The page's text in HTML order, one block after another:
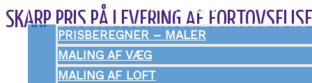
Menu Toggle
PRISBEREGNER – MALER
MALING AF VÆG
MALING AF LOFT
SKARP PRIS PÅ LEVERING AF